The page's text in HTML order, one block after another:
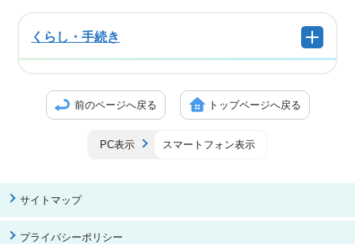
くらし・手続き
前のページへ戻る トップページへ戻る
PC表示 スマートフォン表示
サイトマップ
プライバシーポリシー